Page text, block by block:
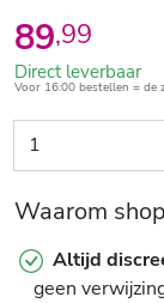
89,99
Direct leverbaar
Voor 16:00 bestellen = de
Waarom
Altijd
geen